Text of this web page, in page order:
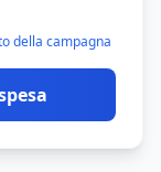
della campagna